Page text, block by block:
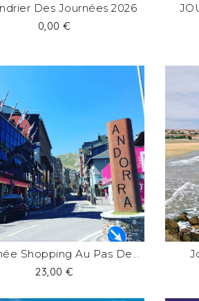
Des Journées 2026
Prix
0,00 €
Shopping Au Pas De...
Prix
23,00 €